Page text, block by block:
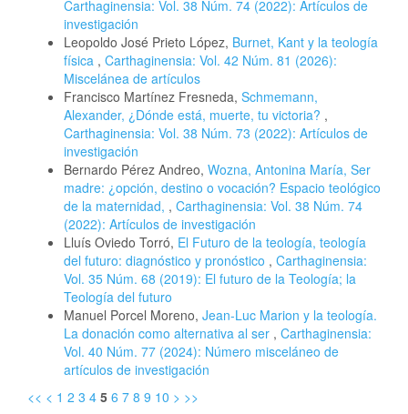
Carthaginensia: Vol. 38 Núm. 74 (2022): Artículos de
investigación
Leopoldo José Prieto López, Burnet, Kant y la teología
física , Carthaginensia: Vol. 42 Núm. 81 (2026):
Miscelánea de artículos
Francisco Martínez Fresneda, Schmemann,
Alexander, ¿Dónde está, muerte, tu victoria? ,
Carthaginensia: Vol. 38 Núm. 73 (2022): Artículos de
investigación
Bernardo Pérez Andreo, Wozna, Antonina María, Ser
madre: ¿opción, destino o vocación? Espacio teológico
de la maternidad, , Carthaginensia: Vol. 38 Núm. 74
(2022): Artículos de investigación
Lluís Oviedo Torró, El Futuro de la teología, teología
del futuro: diagnóstico y pronóstico , Carthaginensia:
Vol. 35 Núm. 68 (2019): El futuro de la Teología; la
Teología del futuro
Manuel Porcel Moreno, Jean-Luc Marion y la teología.
La donación como alternativa al ser , Carthaginensia:
Vol. 40 Núm. 77 (2024): Número misceláneo de
artículos de investigación
<< < 1 2 3 4 5 6 7 8 9 10 > >>